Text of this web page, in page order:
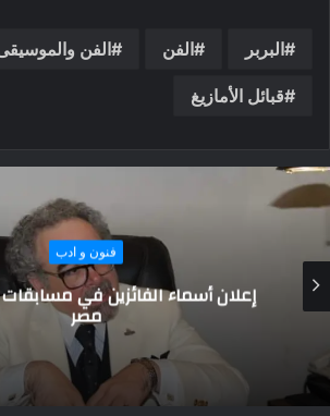
البربر الفن الفن
قبائل الأمازيغ
فنون و ادب
افتتاح الموسم الثقافى والفنى
المصرية للفنون بروما